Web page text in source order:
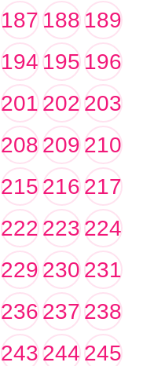
187188189
194195196
201202203
208209210
215216217
222223224
229230231
236237238
243244245